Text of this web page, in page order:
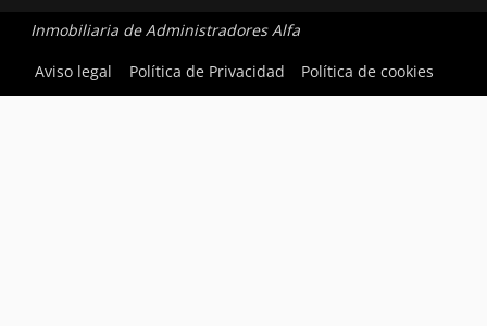
Inmobiliaria de Administradores Alfa
Aviso legal
Política de Privacidad Política de cookies